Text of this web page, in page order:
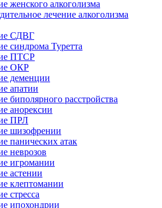
женского алкоголизма
лечение алкоголизма
СДВГ
синдрома Туретта
ПТСР
ОКР
деменции
апатии
биполярного расстройства
анорексии
ПРЛ
шизофрении
панических атак
неврозов
игромании
астении
клептомании
стресса
ипохондрии